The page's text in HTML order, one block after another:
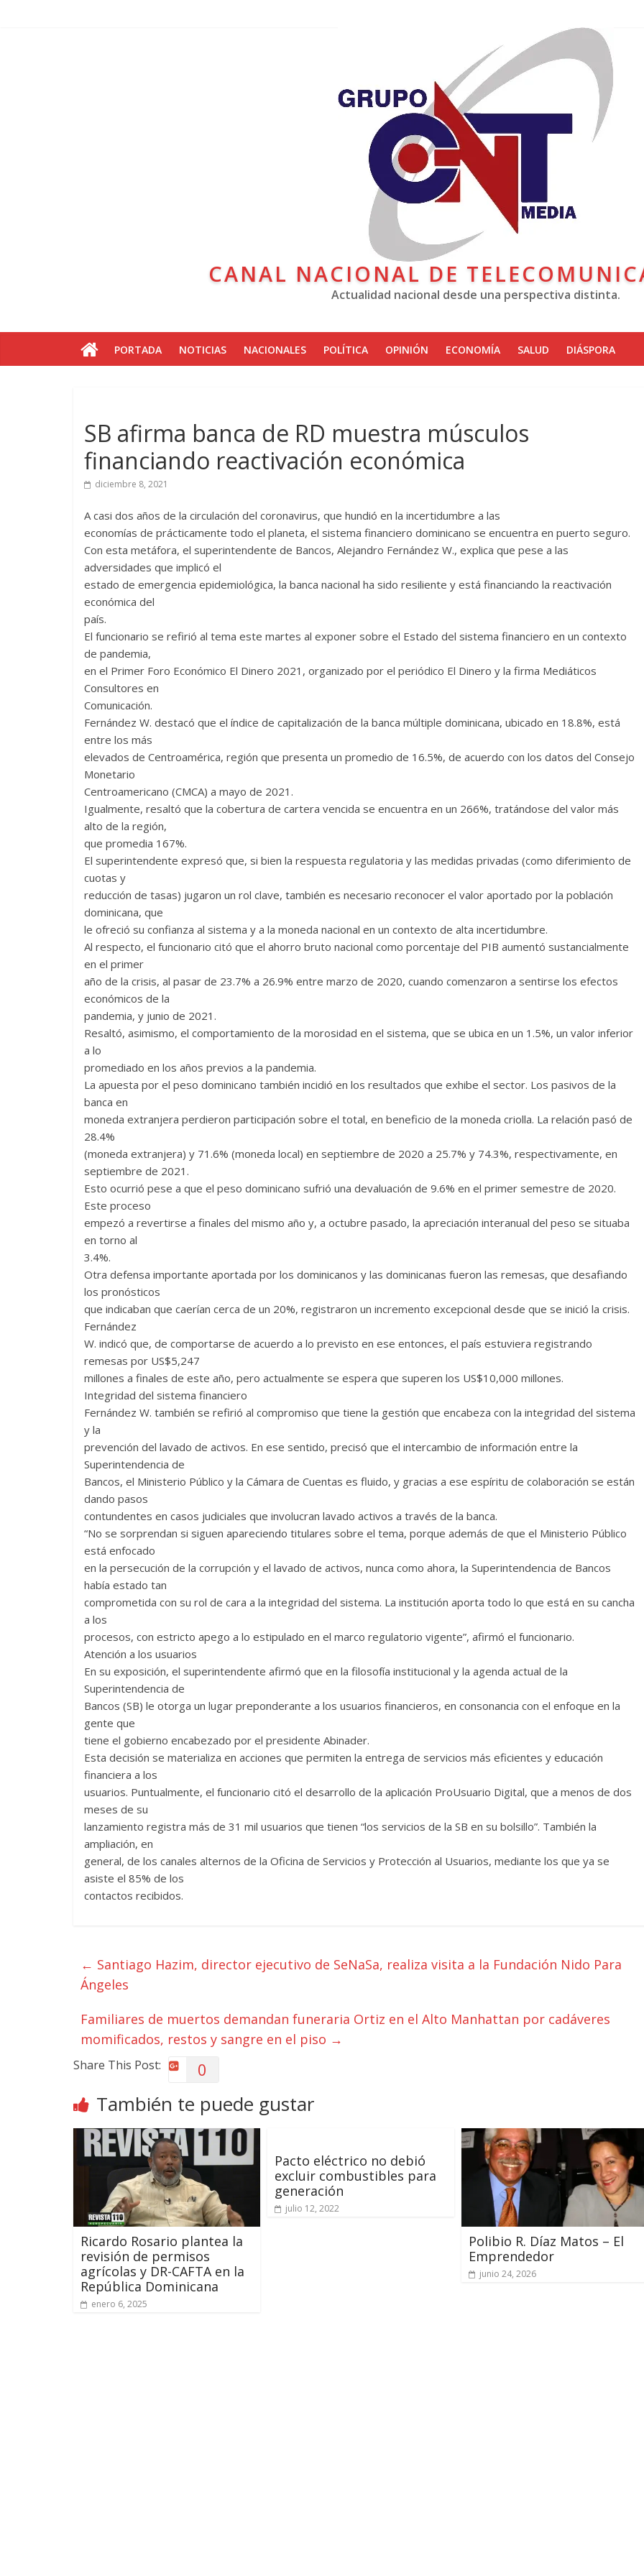
CANAL NACIONAL DE
Actualidad nacional desde una perspectiva distinta.
PORTADA NOTICIAS NACIONALES POLÍTICA OPINIÓN ECONOMÍA SALUD DIÁSPORA
SB afirma banca de RD muestra músculos
financiando reactivación económica
diciembre 8, 2021
A casi dos años de la circulación del coronavirus, que hundió en la incertidumbre a las
economías de prácticamente todo el planeta, el sistema financiero dominicano se encuentra en puerto seguro.
Con esta metáfora, el superintendente de Bancos, Alejandro Fernández W., explica que pese a las
adversidades que implicó el
estado de emergencia epidemiológica, la banca nacional ha sido resiliente y está financiando la reactivación
económica del
país.
El funcionario se refirió al tema este martes al exponer sobre el Estado del sistema financiero en un contexto
de pandemia,
en el Primer Foro Económico El Dinero 2021, organizado por el periódico El Dinero y la firma Mediáticos
Consultores en
Comunicación.
Fernández W. destacó que el índice de capitalización de la banca múltiple dominicana, ubicado en 18.8%, está
entre los más
elevados de Centroamérica, región que presenta un promedio de 16.5%, de acuerdo con los datos del Consejo
Monetario
Centroamericano (CMCA) a mayo de 2021.
Igualmente, resaltó que la cobertura de cartera vencida se encuentra en un 266%, tratándose del valor más
alto de la región,
que promedia 167%.
El superintendente expresó que, si bien la respuesta regulatoria y las medidas privadas (como diferimiento de
cuotas y
reducción de tasas) jugaron un rol clave, también es necesario reconocer el valor aportado por la población
dominicana, que
le ofreció su confianza al sistema y a la moneda nacional en un contexto de alta incertidumbre.
Al respecto, el funcionario citó que el ahorro bruto nacional como porcentaje del PIB aumentó sustancialmente
en el primer
año de la crisis, al pasar de 23.7% a 26.9% entre marzo de 2020, cuando comenzaron a sentirse los efectos
económicos de la
pandemia, y junio de 2021.
Resaltó, asimismo, el comportamiento de la morosidad en el sistema, que se ubica en un 1.5%, un valor inferior
a lo
promediado en los años previos a la pandemia.
La apuesta por el peso dominicano también incidió en los resultados que exhibe el sector. Los pasivos de la
banca en
moneda extranjera perdieron participación sobre el total, en beneficio de la moneda criolla. La relación pasó de
28.4%
(moneda extranjera) y 71.6% (moneda local) en septiembre de 2020 a 25.7% y 74.3%, respectivamente, en
septiembre de 2021.
Esto ocurrió pese a que el peso dominicano sufrió una devaluación de 9.6% en el primer semestre de 2020.
Este proceso
empezó a revertirse a finales del mismo año y, a octubre pasado, la apreciación interanual del peso se situaba
en torno al
3.4%.
Otra defensa importante aportada por los dominicanos y las dominicanas fueron las remesas, que desafiando
los pronósticos
que indicaban que caerían cerca de un 20%, registraron un incremento excepcional desde que se inició la crisis.
Fernández
W. indicó que, de comportarse de acuerdo a lo previsto en ese entonces, el país estuviera registrando
remesas por US$5,247
millones a finales de este año, pero actualmente se espera que superen los US$10,000 millones.
Integridad del sistema financiero
Fernández W. también se refirió al compromiso que tiene la gestión que encabeza con la integridad del sistema
y la
prevención del lavado de activos. En ese sentido, precisó que el intercambio de información entre la
Superintendencia de
Bancos, el Ministerio Público y la Cámara de Cuentas es fluido, y gracias a ese espíritu de colaboración se están
dando pasos
contundentes en casos judiciales que involucran lavado activos a través de la banca.
“No se sorprendan si siguen apareciendo titulares sobre el tema, porque además de que el Ministerio Público
está enfocado
en la persecución de la corrupción y el lavado de activos, nunca como ahora, la Superintendencia de Bancos
había estado tan
comprometida con su rol de cara a la integridad del sistema. La institución aporta todo lo que está en su cancha
a los
procesos, con estricto apego a lo estipulado en el marco regulatorio vigente”, afirmó el funcionario.
Atención a los usuarios
En su exposición, el superintendente afirmó que en la filosofía institucional y la agenda actual de la
Superintendencia de
Bancos (SB) le otorga un lugar preponderante a los usuarios financieros, en consonancia con el enfoque en la
gente que
tiene el gobierno encabezado por el presidente Abinader.
Esta decisión se materializa en acciones que permiten la entrega de servicios más eficientes y educación
financiera a los
usuarios. Puntualmente, el funcionario citó el desarrollo de la aplicación ProUsuario Digital, que a menos de dos
meses de su
lanzamiento registra más de 31 mil usuarios que tienen “los servicios de la SB en su bolsillo”. También la
ampliación, en
general, de los canales alternos de la Oficina de Servicios y Protección al Usuarios, mediante los que ya se
asiste el 85% de los
contactos recibidos.
← Santiago Hazim, director ejecutivo de SeNaSa, realiza visita a la Fundación Nido Para
Ángeles
Familiares de muertos demandan funeraria Ortiz en el Alto Manhattan por cadáveres
momificados, restos y sangre en el piso →
Share This Post: 0
También te puede gustar
Ricardo Rosario plantea la
revisión de permisos
agrícolas y DR-CAFTA en la
República Dominicana
enero 6, 2025
Pacto eléctrico no debió
excluir combustibles para
generación
julio 12, 2022
Polibio R. Díaz Matos – El
Emprendedor
junio 24, 2026